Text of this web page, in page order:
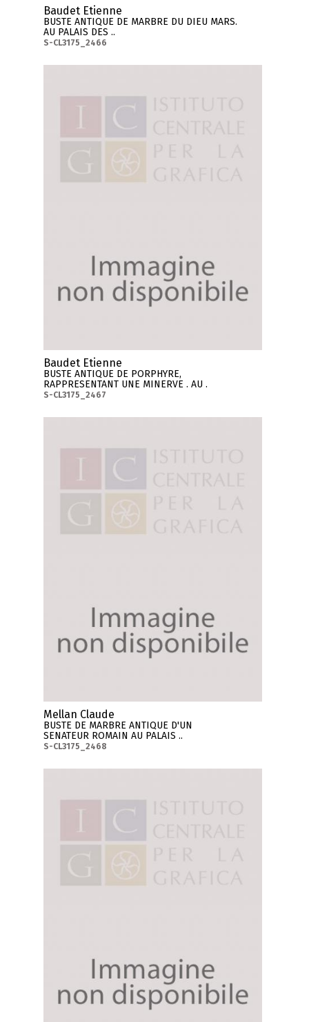
Baudet Etienne
BUSTE ANTIQUE DE MARBRE DU DIEU MARS.
AU PALAIS DES ..
S-CL3175_2466
Baudet Etienne
BUSTE ANTIQUE DE PORPHYRE,
RAPPRESENTANT UNE MINERVE . AU .
S-CL3175_2467
Mellan Claude
BUSTE DE MARBRE ANTIQUE D'UN
SENATEUR ROMAIN AU PALAIS ..
S-CL3175_2468